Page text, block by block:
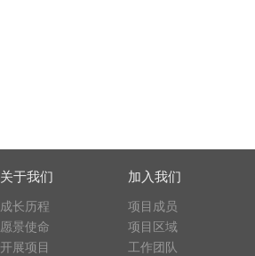
关于我们
成长历程
愿景使命
开展项目
加入我们
项目成员
项目区域
工作团队